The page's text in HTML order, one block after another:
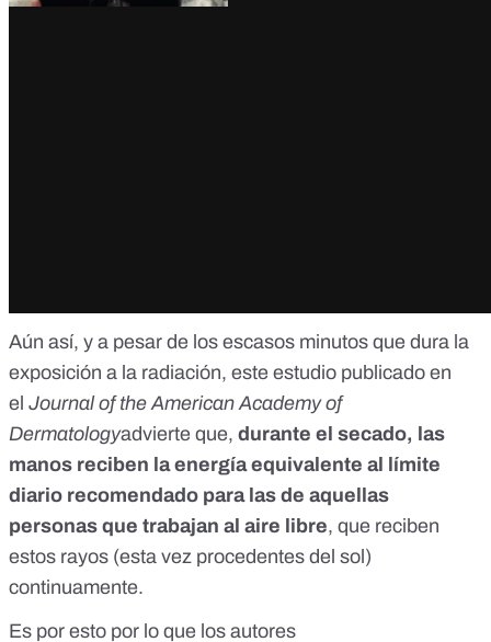
Aún así, y a pesar de los escasos minutos que dura la
exposición a la radiación, este estudio publicado en
el Journal of the American Academy of
Dermatologyadvierte que, durante el secado, las
manos reciben la energía equivalente al límite
diario recomendado para las de aquellas
personas que trabajan al aire libre, que reciben
estos rayos (esta vez procedentes del sol)
continuamente.
Es por esto por lo que los autores